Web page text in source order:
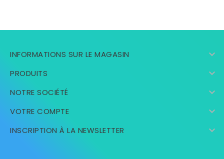
INFORMATIONS SUR LE MAGASIN 
PRODUITS 
NOTRE SOCIÉTÉ 
VOTRE COMPTE 
INSCRIPTION À LA NEWSLETTER 